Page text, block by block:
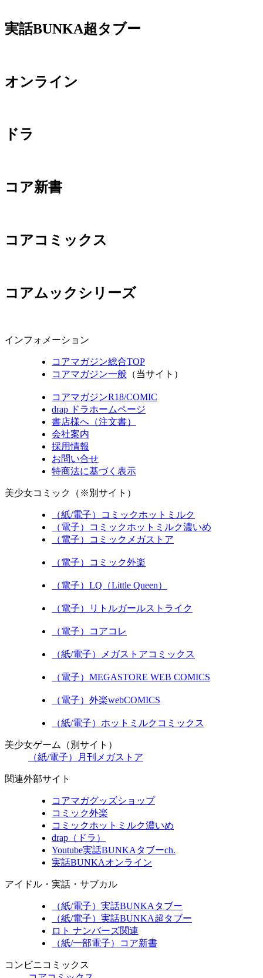
実話BUNKA超タブー
オンライン
ドラ
コア新書
コアコミックス
コアムックシリーズ
インフォメーション
コアマガジン総合TOP
コアマガジン一般 （当サイト）
コアマガジンR18/COMIC
drap ドラホームページ
書店様へ（注文書）
会社案内
採用情報
お問い合せ
特商法に基づく表示
美少女コミック（※別サイト）
（紙/電子）コミックホットミルク
（電子）コミックホットミルク濃いめ
（電子）コミックメガストア
（電子）コミック外楽
（電子）LQ（Little Queen）
（電子）リトルガールストライク
（電子）コアコレ
（紙/電子）メガストアコミックス
（電子）MEGASTORE WEB COMICS
（電子）外楽webCOMICS
（紙/電子）ホットミルクコミックス
美少女ゲーム（別サイト）
（紙/電子）月刊メガストア
関連外部サイト
コアマガグッズショップ
コミック外楽
コミックホットミルク濃いめ
drap（ドラ）
Youtube実話BUNKAタブーch.
実話BUNKAオンライン
アイドル・実話・サブカル
（紙/電子）実話BUNKAタブー
（紙/電子）実話BUNKA超タブー
ロト ナンバーズ関連
（紙/一部電子）コア新書
コンビニコミックス